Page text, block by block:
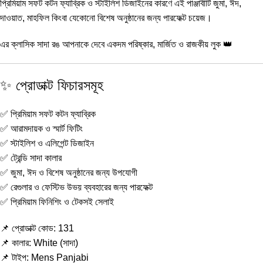
প্রিমিয়াম সফট কটন ফ্যাব্রিক ও স্টাইলিশ ডিজাইনের কারণে এই পাঞ্জাবীটি জুমা, ঈদ,
দাওয়াত, মাহফিল কিংবা যেকোনো বিশেষ অনুষ্ঠানের জন্য পারফেক্ট চয়েজ।
এর ক্লাসিক সাদা রঙ আপনাকে দেবে একদম পরিষ্কার, মার্জিত ও রাজকীয় লুক 👑
✨ প্রোডাক্ট ফিচারসমূহ
✅ প্রিমিয়াম সফট কটন ফ্যাব্রিক
✅ আরামদায়ক ও স্মার্ট ফিটিং
✅ স্টাইলিশ ও এলিগেন্ট ডিজাইন
✅ ট্রেন্ডি সাদা কালার
✅ জুমা, ঈদ ও বিশেষ অনুষ্ঠানের জন্য উপযোগী
✅ রেগুলার ও ফেস্টিভ উভয় ব্যবহারের জন্য পারফেক্ট
✅ প্রিমিয়াম ফিনিশিং ও টেকসই সেলাই
📌 প্রোডাক্ট কোড: 131
📌 কালার: White (সাদা)
📌 টাইপ: Mens Panjabi